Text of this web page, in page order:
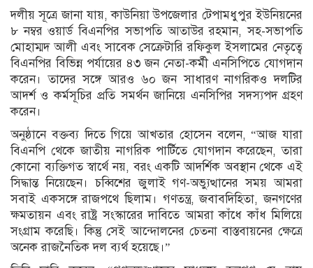
দলীয় সূত্রে জানা যায়, কাউনিয়া উপজেলার টেপামধুপুর ইউনিয়নের
৮ নম্বর ওয়ার্ড বিএনপির সভাপতি আতাউর রহমান, সহ-সভাপতি
মোহাম্মদ আলী এবং সাবেক সেক্রেটারি রফিকুল ইসলামের নেতৃত্বে
বিএনপির বিভিন্ন পর্যায়ের ৪৩ জন নেতা-কর্মী এনসিপিতে যোগদান
করেন। তাদের সঙ্গে আরও ৬০ জন সাধারণ নাগরিকও দলটির
আদর্শ ও কর্মসূচির প্রতি সমর্থন জানিয়ে এনসিপির সদস্যপদ গ্রহণ
করেন।
অনুষ্ঠানে বক্তব্য দিতে গিয়ে আখতার হোসেন বলেন, “আজ যারা
বিএনপি থেকে জাতীয় নাগরিক পার্টিতে যোগদান করেছেন, তারা
কোনো ব্যক্তিগত স্বার্থে নয়, বরং একটি আদর্শিক অবস্থান থেকে এই
সিদ্ধান্ত নিয়েছেন। চব্বিশের জুলাই গণ-অভ্যুত্থানের সময় আমরা
সবাই একসঙ্গে রাজপথে ছিলাম। গণতন্ত্র, জবাবদিহিতা, জনগণের
ক্ষমতায়ন এবং রাষ্ট্র সংস্কারের দাবিতে আমরা কাঁধে কাঁধ মিলিয়ে
সংগ্রাম করেছি। কিন্তু সেই আন্দোলনের চেতনা বাস্তবায়নের ক্ষেত্রে
অনেক রাজনৈতিক দল ব্যর্থ হয়েছে।”